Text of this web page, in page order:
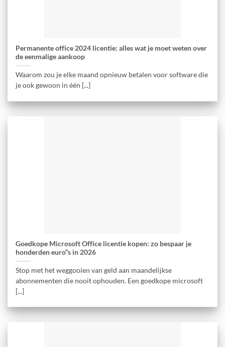
Permanente office 2024 licentie: alles wat je moet weten over
de eenmalige aankoop
Waarom zou je elke maand opnieuw betalen voor software die
je ook gewoon in één [...]
Goedkope Microsoft Office licentie kopen: zo bespaar je
honderden euro”s in 2026
Stop met het weggooien van geld aan maandelijkse
abonnementen die nooit ophouden. Een goedkope microsoft
[...]